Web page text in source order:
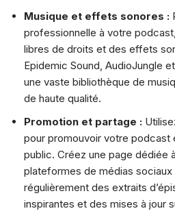
Musique et effets sonores :
professionnelle à votre
libres de droits et des effets
Epidemic Sound, AudioJungle
une vaste bibliothèque de
de haute qualité.
Promotion et partage :
pour promouvoir votre podcast
public. Créez une page dédiée
plateformes de médias
régulièrement des extraits
inspirantes et des mises à jour